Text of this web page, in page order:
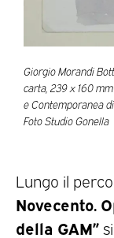
Giorgio Morandi
carta, 239 x 160
e Contemporanea
Foto Studio Gonella
Lungo il
Novecento.
della GAM”